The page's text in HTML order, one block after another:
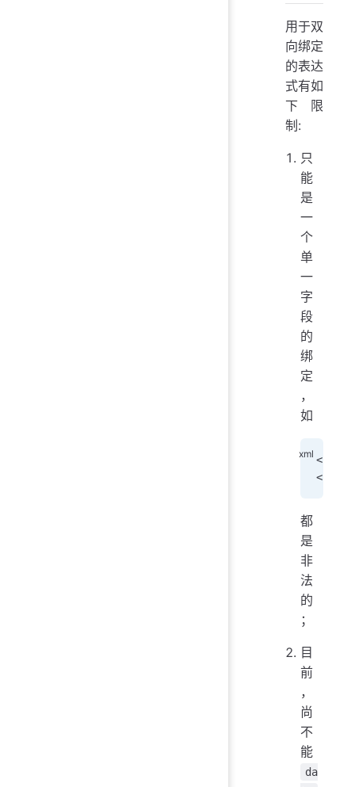
用于双
向绑定
的表达
式有如
下限
制:
只
能
是
一
个
单
一
字
段
的
绑
定
，
如
<
<
都
是
非
法
的
；
目
前
，
尚
不
能
da